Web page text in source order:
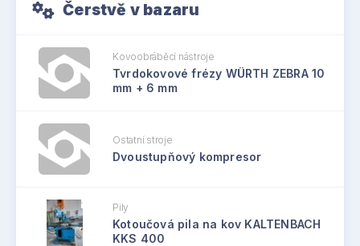
Čerstvě v bazaru
Kovoobráběcí nástroje
Tvrdokovové frézy WÜRTH ZEBRA 10
mm + 6 mm
Ostatní stroje
Dvoustupňový kompresor
Pily
Kotoučová pila na kov KALTENBACH
KKS 400